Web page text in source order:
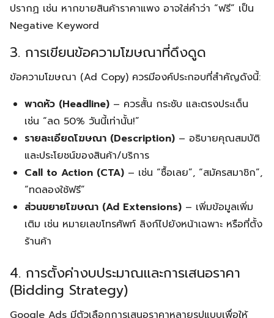
ปรากฏ เช่น หากขายสินค้าราคาแพง อาจใส่คำว่า “ฟรี” เป็น
Negative Keyword
3. การเขียนข้อความโฆษณาที่ดึงดูด
ข้อความโฆษณา (Ad Copy) ควรมีองค์ประกอบที่สำคัญดังนี้:
พาดหัว (Headline) – ควรสั้น กระชับ และตรงประเด็น
เช่น “ลด 50% วันนี้เท่านั้น!”
รายละเอียดโฆษณา (Description) – อธิบายคุณสมบัติ
และประโยชน์ของสินค้า/บริการ
Call to Action (CTA) – เช่น “ซื้อเลย”, “สมัครสมาชิก”,
“ทดลองใช้ฟรี”
ส่วนขยายโฆษณา (Ad Extensions) – เพิ่มข้อมูลเพิ่ม
เติม เช่น หมายเลขโทรศัพท์ ลิงก์ไปยังหน้าเฉพาะ หรือที่ตั้ง
ร้านค้า
4. การตั้งค่างบประมาณและการเสนอราคา
(Bidding Strategy)